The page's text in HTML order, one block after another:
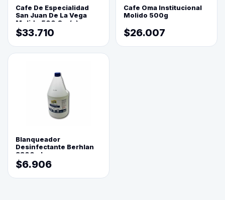
Cafe De Especialidad
San Juan De La Vega
Molido 500 Grs(=)
$33.710
Cafe Oma Institucional
Molido 500g
$26.007
Blanqueador
Desinfectante Berhlan
3800ml
$6.906